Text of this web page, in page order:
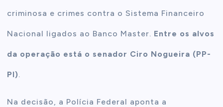
criminosa e crimes contra o Sistema Financeiro
Nacional ligados ao Banco Master. Entre os alvos
da operação está o senador Ciro Nogueira (PP-
PI).
Na decisão, a Polícia Federal aponta a